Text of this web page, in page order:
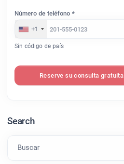
Número de teléfono *
+1
Sin código de país
Reserve su consulta gratuita
Search
Buscar